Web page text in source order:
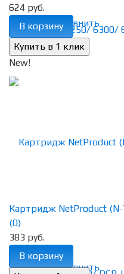
избранное сравнить
624 руб.
В корзину
New!
избранное сравнить
Картридж NetProduct (N-
(0)
383 руб.
В корзину